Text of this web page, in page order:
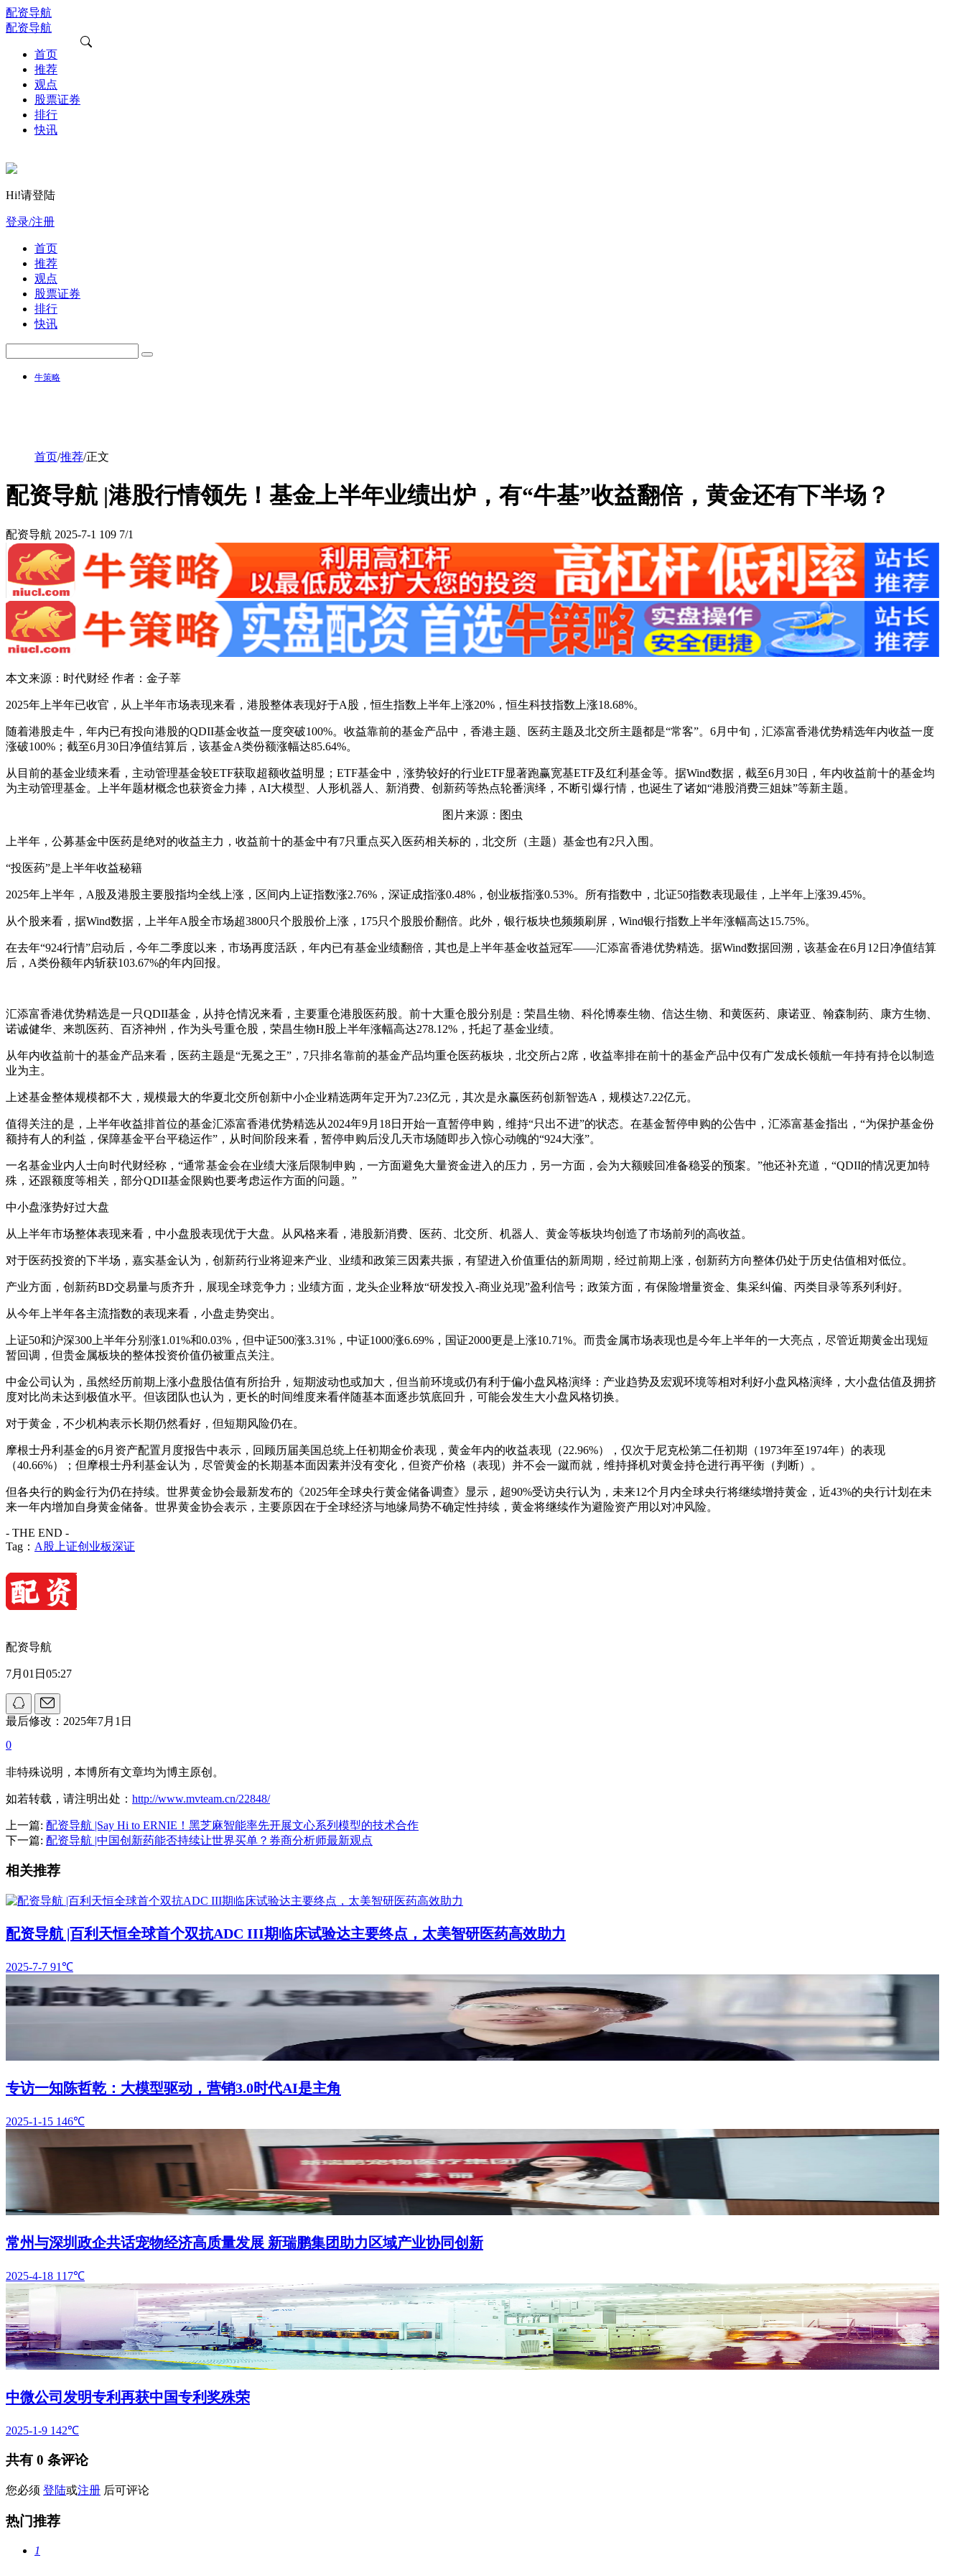
配资导航
配资导航
首页
推荐
观点
股票证券
排行
快讯
Hi!请登陆
登录/注册
首页
推荐
观点
股票证券
排行
快讯
牛策略
首页/推荐/正文
配资导航 |港股行情领先！基金上半年业绩出炉，有“牛基”收益翻倍，黄金还有下半场？
配资导航 2025-7-1 109 7/1
本文来源：时代财经 作者：金子莘
2025年上半年已收官，从上半年市场表现来看，港股整体表现好于A股，恒生指数上半年上涨20%，恒生科技指数上涨18.68%。
随着港股走牛，年内已有投向港股的QDII基金收益一度突破100%。收益靠前的基金产品中，香港主题、医药主题及北交所主题都是“常客”。6月中旬，汇添富香港优势精选年内收益一度
涨破100%；截至6月30日净值结算后，该基金A类份额涨幅达85.64%。
从目前的基金业绩来看，主动管理基金较ETF获取超额收益明显；ETF基金中，涨势较好的行业ETF显著跑赢宽基ETF及红利基金等。据Wind数据，截至6月30日，年内收益前十的基金均
为主动管理基金。上半年题材概念也获资金力捧，AI大模型、人形机器人、新消费、创新药等热点轮番演绎，不断引爆行情，也诞生了诸如“港股消费三姐妹”等新主题。
图片来源：图虫
上半年，公募基金中医药是绝对的收益主力，收益前十的基金中有7只重点买入医药相关标的，北交所（主题）基金也有2只入围。
“投医药”是上半年收益秘籍
2025年上半年，A股及港股主要股指均全线上涨，区间内上证指数涨2.76%，深证成指涨0.48%，创业板指涨0.53%。所有指数中，北证50指数表现最佳，上半年上涨39.45%。
从个股来看，据Wind数据，上半年A股全市场超3800只个股股价上涨，175只个股股价翻倍。此外，银行板块也频频刷屏，Wind银行指数上半年涨幅高达15.75%。
在去年“924行情”启动后，今年二季度以来，市场再度活跃，年内已有基金业绩翻倍，其也是上半年基金收益冠军——汇添富香港优势精选。据Wind数据回溯，该基金在6月12日净值结算
后，A类份额年内斩获103.67%的年内回报。
汇添富香港优势精选是一只QDII基金，从持仓情况来看，主要重仓港股医药股。前十大重仓股分别是：荣昌生物、科伦博泰生物、信达生物、和黄医药、康诺亚、翰森制药、康方生物、
诺诚健华、来凯医药、百济神州，作为头号重仓股，荣昌生物H股上半年涨幅高达278.12%，托起了基金业绩。
从年内收益前十的基金产品来看，医药主题是“无冕之王”，7只排名靠前的基金产品均重仓医药板块，北交所占2席，收益率排在前十的基金产品中仅有广发成长领航一年持有持仓以制造
业为主。
上述基金整体规模都不大，规模最大的华夏北交所创新中小企业精选两年定开为7.23亿元，其次是永赢医药创新智选A，规模达7.22亿元。
值得关注的是，上半年收益排首位的基金汇添富香港优势精选从2024年9月18日开始一直暂停申购，维持“只出不进”的状态。在基金暂停申购的公告中，汇添富基金指出，“为保护基金份
额持有人的利益，保障基金平台平稳运作”，从时间阶段来看，暂停申购后没几天市场随即步入惊心动魄的“924大涨”。
一名基金业内人士向时代财经称，“通常基金会在业绩大涨后限制申购，一方面避免大量资金进入的压力，另一方面，会为大额赎回准备稳妥的预案。”他还补充道，“QDII的情况更加特
殊，还跟额度等相关，部分QDII基金限购也要考虑运作方面的问题。”
中小盘涨势好过大盘
从上半年市场整体表现来看，中小盘股表现优于大盘。从风格来看，港股新消费、医药、北交所、机器人、黄金等板块均创造了市场前列的高收益。
对于医药投资的下半场，嘉实基金认为，创新药行业将迎来产业、业绩和政策三因素共振，有望进入价值重估的新周期，经过前期上涨，创新药方向整体仍处于历史估值相对低位。
产业方面，创新药BD交易量与质齐升，展现全球竞争力；业绩方面，龙头企业释放“研发投入-商业兑现”盈利信号；政策方面，有保险增量资金、集采纠偏、丙类目录等系列利好。
从今年上半年各主流指数的表现来看，小盘走势突出。
上证50和沪深300上半年分别涨1.01%和0.03%，但中证500涨3.31%，中证1000涨6.69%，国证2000更是上涨10.71%。而贵金属市场表现也是今年上半年的一大亮点，尽管近期黄金出现短
暂回调，但贵金属板块的整体投资价值仍被重点关注。
中金公司认为，虽然经历前期上涨小盘股估值有所抬升，短期波动也或加大，但当前环境或仍有利于偏小盘风格演绎：产业趋势及宏观环境等相对利好小盘风格演绎，大小盘估值及拥挤
度对比尚未达到极值水平。但该团队也认为，更长的时间维度来看伴随基本面逐步筑底回升，可能会发生大小盘风格切换。
对于黄金，不少机构表示长期仍然看好，但短期风险仍在。
摩根士丹利基金的6月资产配置月度报告中表示，回顾历届美国总统上任初期金价表现，黄金年内的收益表现（22.96%），仅次于尼克松第二任初期（1973年至1974年）的表现
（40.66%）；但摩根士丹利基金认为，尽管黄金的长期基本面因素并没有变化，但资产价格（表现）并不会一蹴而就，维持择机对黄金持仓进行再平衡（判断）。
但各央行的购金行为仍在持续。世界黄金协会最新发布的《2025年全球央行黄金储备调查》显示，超90%受访央行认为，未来12个月内全球央行将继续增持黄金，近43%的央行计划在未
来一年内增加自身黄金储备。世界黄金协会表示，主要原因在于全球经济与地缘局势不确定性持续，黄金将继续作为避险资产用以对冲风险。
- THE END -
Tag： A股 上证创业板深证
配资导航
7月01日05:27
最后修改：2025年7月1日
0
非特殊说明，本博所有文章均为博主原创。
如若转载，请注明出处： http://www.mvteam.cn/22848/
上一篇: 配资导航 |Say Hi to ERNIE！黑芝麻智能率先开展文心系列模型的技术合作
下一篇: 配资导航 |中国创新药能否持续让世界买单？券商分析师最新观点
相关推荐
配资导航 |百利天恒全球首个双抗ADC III期临床试验达主要终点，太美智研医药高效助力
2025-7-7 91℃
专访一知陈哲乾：大模型驱动，营销3.0时代AI是主角
2025-1-15 146℃
常州与深圳政企共话宠物经济高质量发展 新瑞鹏集团助力区域产业协同创新
2025-4-18 117℃
中微公司发明专利再获中国专利奖殊荣
2025-1-9 142℃
共有 0 条评论
您必须 登陆或注册 后可评论
热门推荐
1